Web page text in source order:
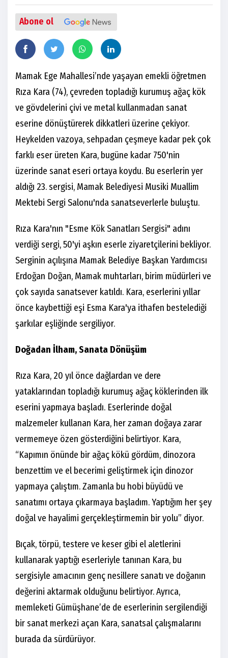
Abone ol
Mamak Ege Mahallesi’nde yaşayan emekli öğretmen
Rıza Kara (74), çevreden topladığı kurumuş ağaç kök
ve gövdelerini çivi ve metal kullanmadan sanat
eserine dönüştürerek dikkatleri üzerine çekiyor.
Heykelden vazoya, sehpadan çeşmeye kadar pek çok
farklı eser üreten Kara, bugüne kadar 750'nin
üzerinde sanat eseri ortaya koydu. Bu eserlerin yer
aldığı 23. sergisi, Mamak Belediyesi Musiki Muallim
Mektebi Sergi Salonu'nda sanatseverlerle buluştu.
Rıza Kara'nın "Esme Kök Sanatları Sergisi" adını
verdiği sergi, 50'yi aşkın eserle ziyaretçilerini bekliyor.
Serginin açılışına Mamak Belediye Başkan Yardımcısı
Erdoğan Doğan, Mamak muhtarları, birim müdürleri ve
çok sayıda sanatsever katıldı. Kara, eserlerini yıllar
önce kaybettiği eşi Esma Kara'ya ithafen bestelediği
şarkılar eşliğinde sergiliyor.
Doğadan İlham, Sanata Dönüşüm
Rıza Kara, 20 yıl önce dağlardan ve dere
yataklarından topladığı kurumuş ağaç köklerinden ilk
eserini yapmaya başladı. Eserlerinde doğal
malzemeler kullanan Kara, her zaman doğaya zarar
vermemeye özen gösterdiğini belirtiyor. Kara,
“Kapımın önünde bir ağaç kökü gördüm, dinozora
benzettim ve el becerimi geliştirmek için dinozor
yapmaya çalıştım. Zamanla bu hobi büyüdü ve
sanatımı ortaya çıkarmaya başladım. Yaptığım her şey
doğal ve hayalimi gerçekleştirmemin bir yolu” diyor.
Bıçak, törpü, testere ve keser gibi el aletlerini
kullanarak yaptığı eserleriyle tanınan Kara, bu
sergisiyle amacının genç nesillere sanatı ve doğanın
değerini aktarmak olduğunu belirtiyor. Ayrıca,
memleketi Gümüşhane’de de eserlerinin sergilendiği
bir sanat merkezi açan Kara, sanatsal çalışmalarını
burada da sürdürüyor.